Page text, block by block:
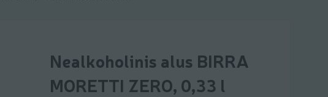
Nealkoholinis alus BIRRA
MORETTI ZERO, 0,33 l